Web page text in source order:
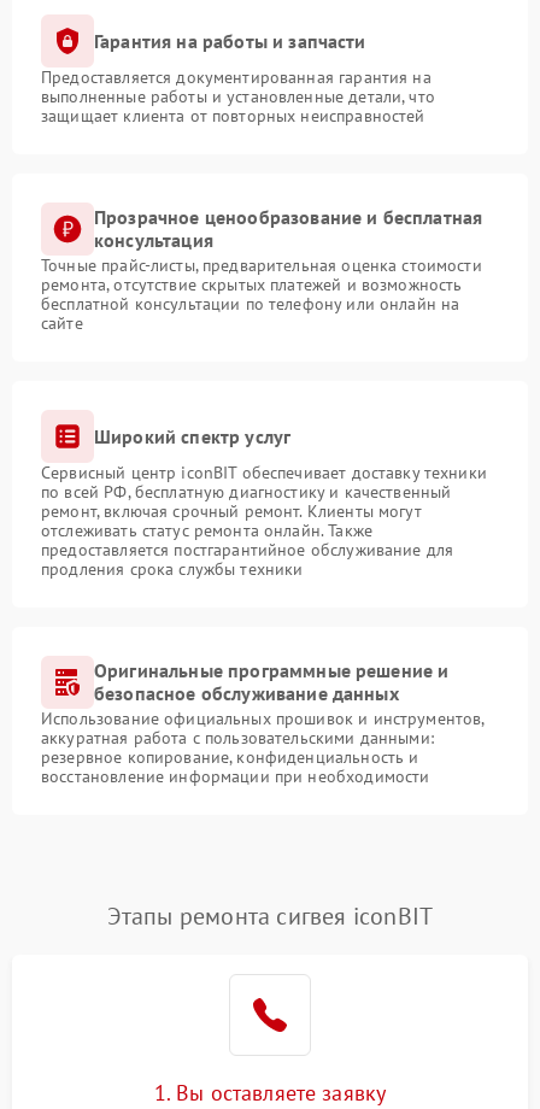
Гарантия на работы и запчасти
Предоставляется документированная гарантия на
выполненные работы и установленные детали, что
защищает клиента от повторных неисправностей
Прозрачное ценообразование и бесплатная
консультация
Точные прайс-листы, предварительная оценка стоимости
ремонта, отсутствие скрытых платежей и возможность
бесплатной консультации по телефону или онлайн на
сайте
Широкий спектр услуг
Сервисный центр iconBIT обеспечивает доставку техники
по всей РФ, бесплатную диагностику и качественный
ремонт, включая срочный ремонт. Клиенты могут
отслеживать статус ремонта онлайн. Также
предоставляется постгарантийное обслуживание для
продления срока службы техники
Оригинальные программные решение и
безопасное обслуживание данных
Использование официальных прошивок и инструментов,
аккуратная работа с пользовательскими данными:
резервное копирование, конфиденциальность и
восстановление информации при необходимости
Этапы ремонта сигвея iconBIT
1. Вы оставляете заявку